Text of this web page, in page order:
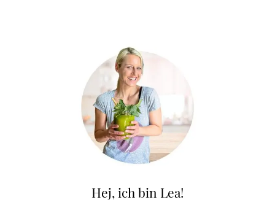
Hej, ich bin Lea!